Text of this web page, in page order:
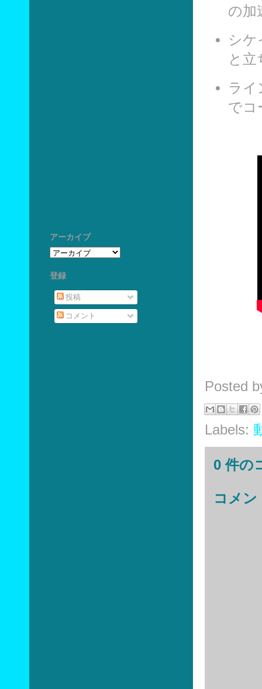
の加
シケ
と立
ライ
でコ
Posted
Labels:
0 件の
コメン
アーカイブ
登録
投稿
コメント